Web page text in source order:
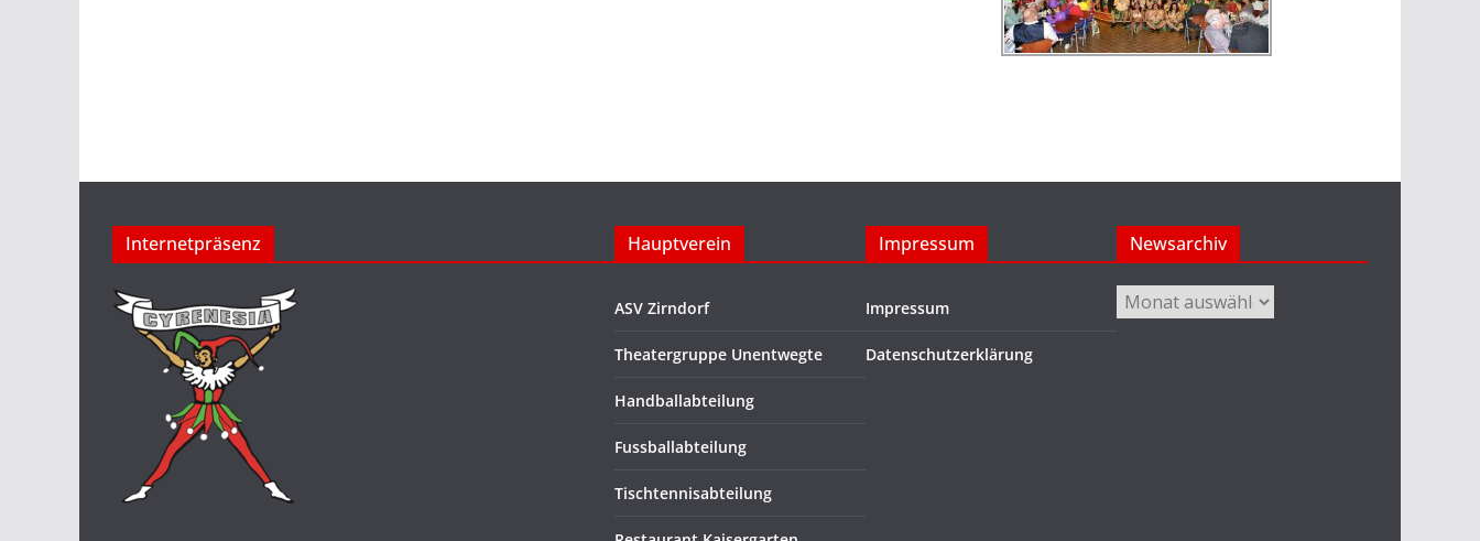
Internetpräsenz Hauptverein
ASV Zirndorf
Theatergruppe Unentwegte
Handballabteilung
Fussballabteilung
Tischtennisabteilung
Impressum
Impressum
Datenschutzerklärung
Newsarchiv
Newsarchiv